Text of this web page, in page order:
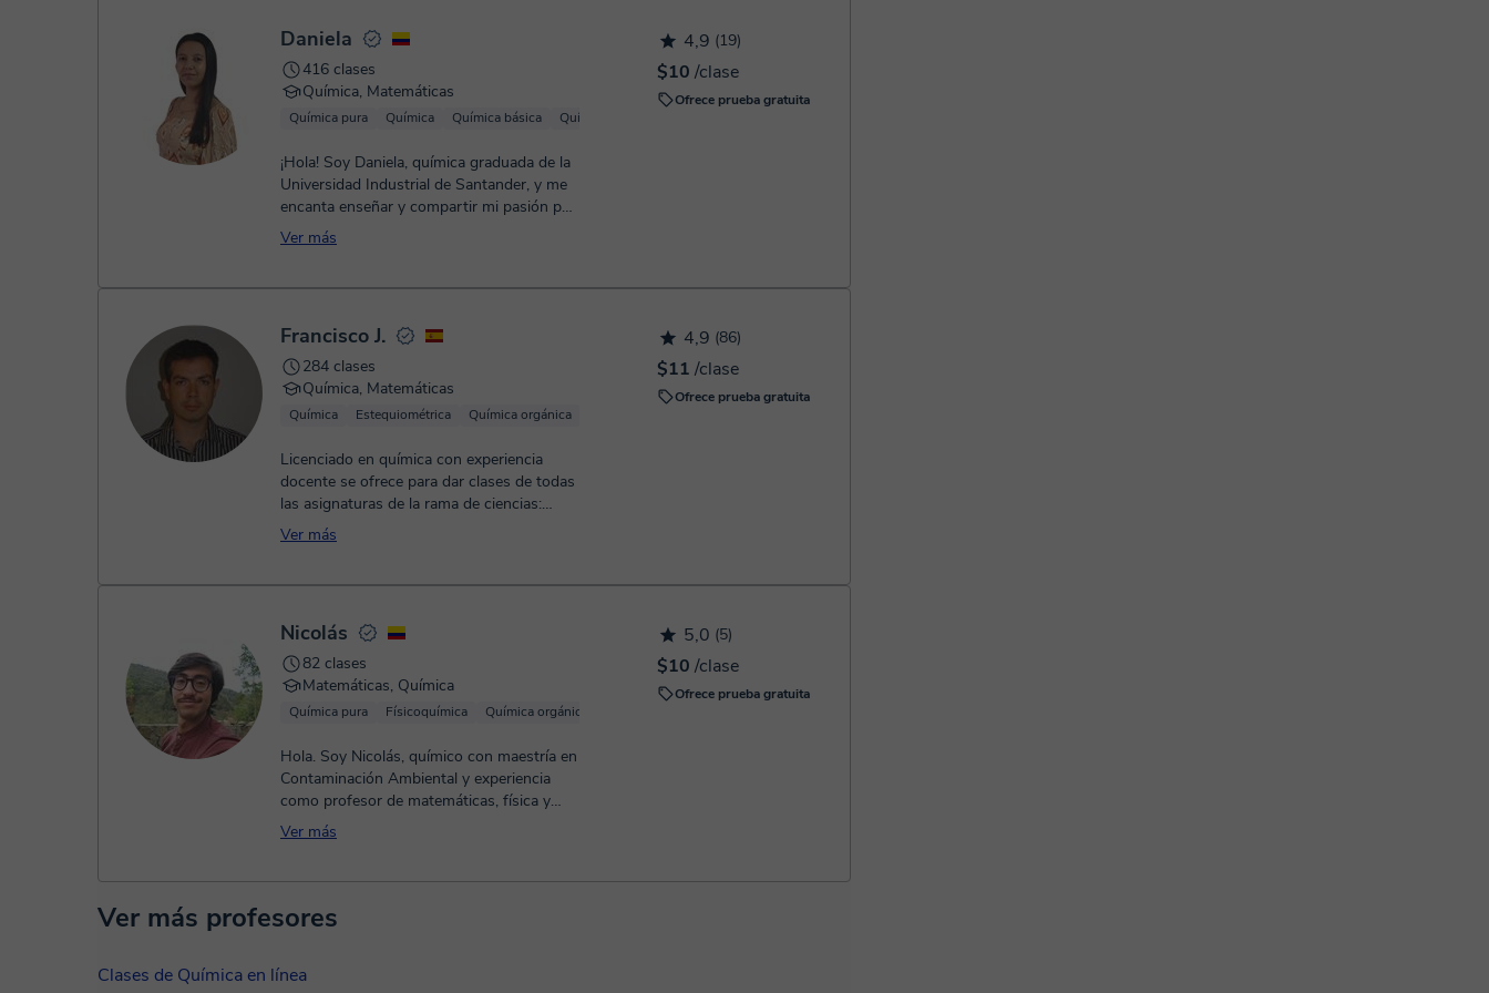
Una vez realices el pago de la clase, recibirás un e-mail de confirmación de la reserva.
4,9 (19)
$10 /clase
Ofrece prueba gratuita
Daniela
416 clases
Química, Matemáticas
Química pura Química Química básica Química analítica
¡Hola! Soy Daniela, química graduada de la
Universidad Industrial de Santander, y me
encanta enseñar y compartir mi pasión por
la ciencia. He sido tut...
Ver más
4,9 (86)
$11 /clase
Ofrece prueba gratuita
Francisco J.
284 clases
Química, Matemáticas
Química Estequiométrica Química orgánica
Licenciado en química con experiencia
docente se ofrece para dar clases de todas
las asignaturas de la rama de ciencias:
Matemáticas, química, física,...
Ver más
5,0 (5)
$10 /clase
Ofrece prueba gratuita
Nicolás
82 clases
Matemáticas, Química
Química pura Físicoquímica Química orgánica
Hola. Soy Nicolás, químico con maestría en
Contaminación Ambiental y experiencia
como profesor de matemáticas, física y
química. Me apasiona la enseña...
Ver más
Ver más profesores
Clases de Química en línea